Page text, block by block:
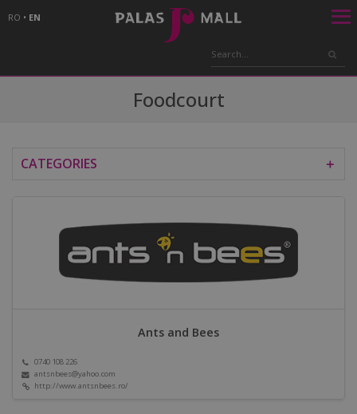
RO • EN
Foodcourt
CATEGORIES ＋
Ants and Bees
0740 108 226
antsnbees@yahoo.com
http://www.antsnbees.ro/